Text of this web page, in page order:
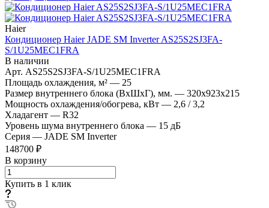
Haier
Кондиционер Haier JADE SM Inverter AS25S2SJ3FA-
S/1U25MEC1FRA
В наличии
Арт. AS25S2SJ3FA-S/1U25MEC1FRA
Площадь охлаждения, м² — 25
Размер внутреннего блока (ВхШхГ), мм. — 320х923х215
Мощность охлаждения/обогрева, кВт — 2,6 / 3,2
Хладагент — R32
Уровень шума внутреннего блока — 15 дБ
Серия — JADE SM Inverter
148700 ₽
В корзину
Купить в 1 клик